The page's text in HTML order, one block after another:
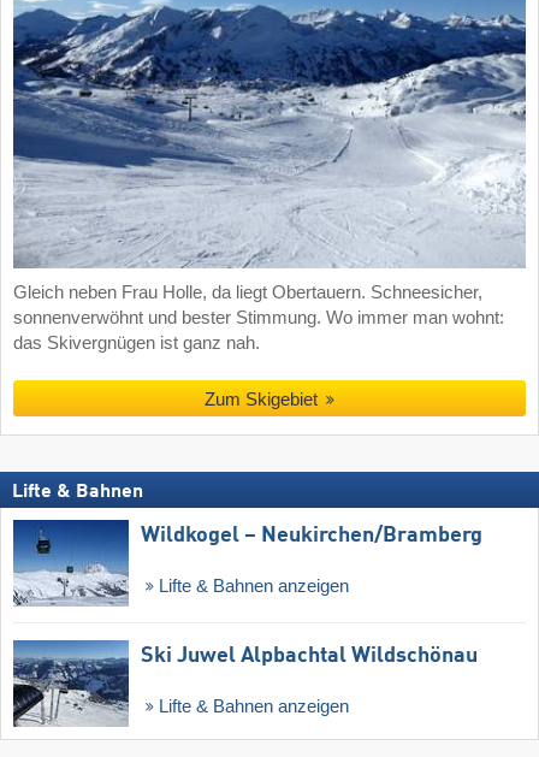
Gleich neben Frau Holle, da liegt Obertauern. Schneesicher,
sonnenverwöhnt und bester Stimmung. Wo immer man wohnt:
das Skivergnügen ist ganz nah.
Zum Skigebiet
Lifte & Bahnen
Wildkogel – Neukirchen/​Bramberg
Lifte & Bahnen anzeigen
Ski Juwel Alpbachtal Wildschönau
Lifte & Bahnen anzeigen